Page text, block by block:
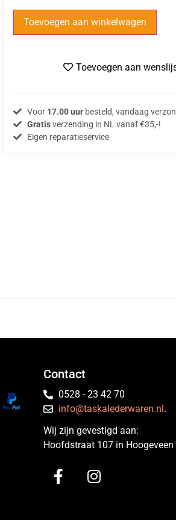
Toevoegen aan winkelwagen
Toevoegen aan
Voor 17.00 uurbesteld, vandaag
Gratisverzending in NL vanaf €35,-!
Eigen reparatieservice
Contact
0528 - 23 42 70
info@taskalederwaren.nl.
Wij zijn gevestigd aan:
Hoofdstraat 107 in Hoogeveen